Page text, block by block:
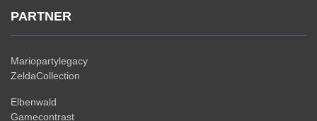
PARTNER
Mariopartylegacy
ZeldaCollection
Elbenwald
Gamecontrast